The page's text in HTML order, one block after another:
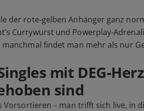
der rote‑gelben Anhänger ganz
Currywurst und
findet man mehr als nur
mit
sind
Vorsortieren – man trifft sich live, in